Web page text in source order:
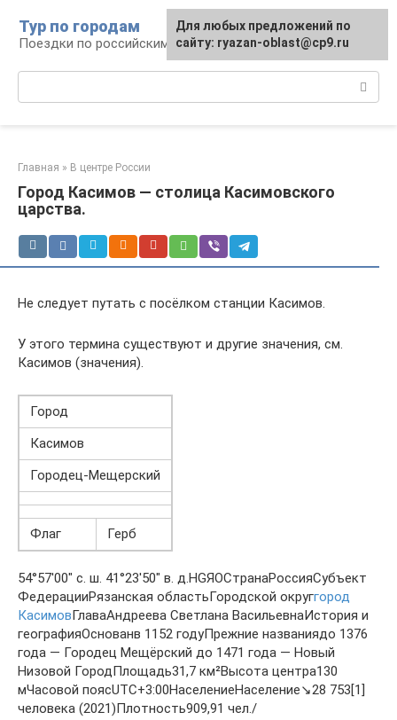
контенту
Тур по городам
Поездки по российским городам
Главная » В центре России
Город Касимов — столица Касимовского
царства.
Не следует путать с посёлком станции Касимов.
У этого термина существуют и другие значения, см.
Касимов (значения).
Город
Касимов
Городец-Мещерский
Флаг Герб
54°57′00″ с. ш. 41°23′50″ в. д.HGЯOСтранаРоссияСубъект
ФедерацииРязанская областьГородской округгород
КасимовГлаваАндреева Светлана ВасильевнаИстория и
географияОснованв 1152 годуПрежние названиядо 1376
года — Городец Мещёрский до 1471 года — Новый
Низовой ГородПлощадь31,7 км²Высота центра130
мЧасовой поясUTC+3:00НаселениеНаселение↘28 753[1]
человека (2021)Плотность909,91 чел./
Для любых предложений по
сайту: ryazan-oblast@cp9.ru